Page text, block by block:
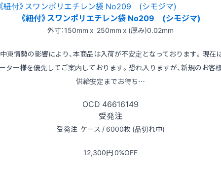
《紐付》スワンポリエチレン袋 No209 (シモジマ)
外寸：150mm x 250mm x (厚み)0.02mm
東情勢の影響により、本商品は入荷が不安定となっております。現在
ター様を優先してご案内しております。恐れ入りますが、新規のお客
供給安定までお待ち…
OCD 46616149
受発注
受発注 ケース / 6000枚 (品切れ中)
12,300円0%OFF